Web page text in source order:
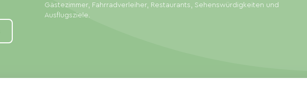
Gästezimmer, Fahrradverleiher, Restaurants, Sehenswürdigkeiten und
Ausflugsziele.